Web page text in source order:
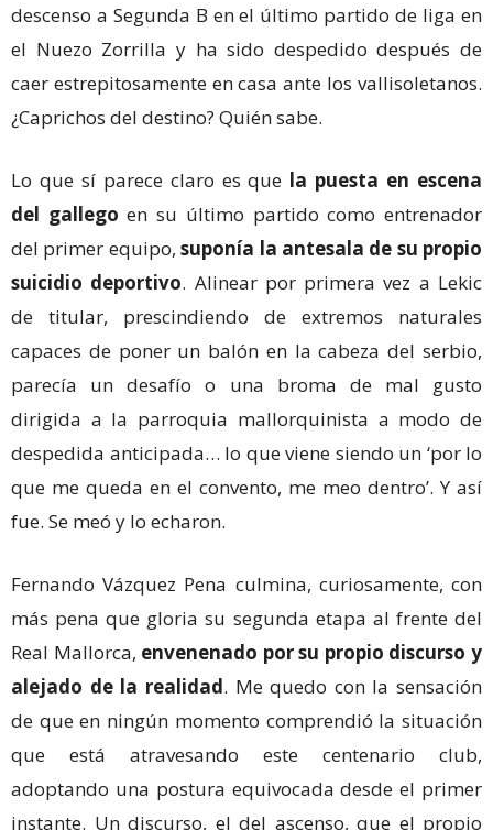
descenso a Segunda B en el último partido de liga en
el Nuezo Zorrilla y ha sido despedido después de
caer estrepitosamente en casa ante los vallisoletanos.
¿Caprichos del destino? Quién sabe.
Lo que sí parece claro es que la puesta en escena
del gallego en su último partido como entrenador
del primer equipo,suponía la antesala de su propio
suicidio deportivo. Alinear por primera vez a Lekic
de titular, prescindiendo de extremos naturales
capaces de poner un balón en la cabeza del serbio,
parecía un desafío o una broma de mal gusto
dirigida a la parroquia mallorquinista a modo de
despedida anticipada… lo que viene siendo un ‘por lo
que me queda en el convento, me meo dentro’. Y así
fue. Se meó y lo echaron.
Fernando Vázquez Pena culmina, curiosamente, con
más pena que gloria su segunda etapa al frente del
Real Mallorca, envenenado por su propio discurso y
alejado de la realidad. Me quedo con la sensación
de que en ningún momento comprendió la situación
que está atravesando este centenario club,
adoptando una postura equivocada desde el primer
instante. Un discurso, el del ascenso, que el propio